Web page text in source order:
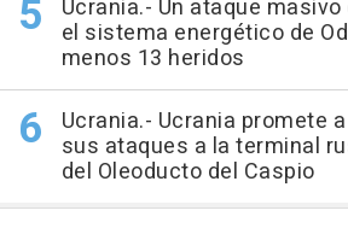
Ucrania.- Un ataque
el sistema energético de
menos 13 heridos
Ucrania.- Ucrania promete
sus ataques a la terminal
del Oleoducto del Caspio